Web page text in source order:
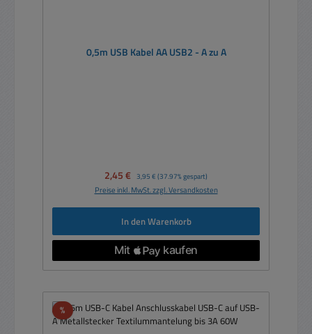
0,5m USB Kabel AA USB2 - A zu A
Verkaufspreis:
2,45 € Regulärer Preis:
3,95 € (37.97% gespart)
Preise inkl. MwSt. zzgl. Versandkosten
In den Warenkorb
%Rabatt